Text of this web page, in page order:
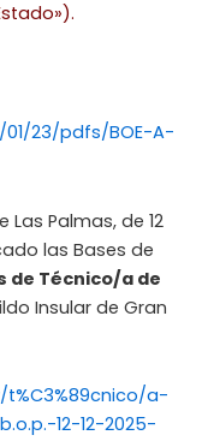
23/pdfs/BOE-A-
Las Palmas, de 12
las Bases de
de Técnico/a de
Insular de Gran
a-
12-12-2025-